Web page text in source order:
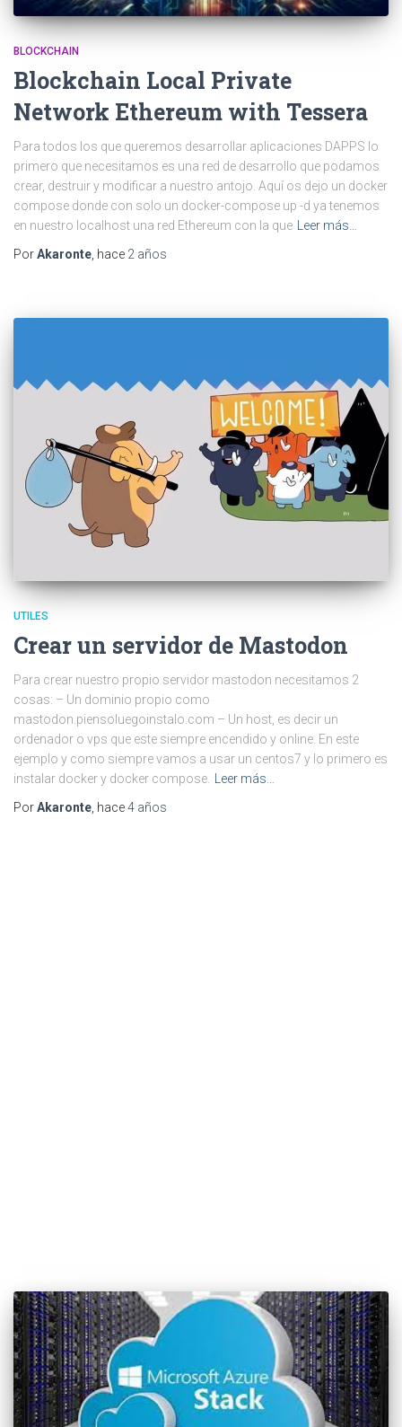
BLOCKCHAIN
Blockchain Local Private
Network Ethereum with Tessera
Para todos los que queremos desarrollar aplicaciones DAPPS lo
primero que necesitamos es una red de desarrollo que podamos
crear, destruir y modificar a nuestro antojo. Aquí os dejo un docker
compose donde con solo un docker-compose up -d ya tenemos
en nuestro localhost una red Ethereum con la que
Leer más…
PorAkaronte , hace 2 años
UTILES
Crear un servidor de Mastodon
Para crear nuestro propio servidor mastodon necesitamos 2
cosas: – Un dominio propio como
mastodon.piensoluegoinstalo.com – Un host, es decir un
ordenador o vps que este siempre encendido y online. En este
ejemplo y como siempre vamos a usar un centos7 y lo primero es
instalar docker y docker compose. Leer más…
PorAkaronte , hace4 años